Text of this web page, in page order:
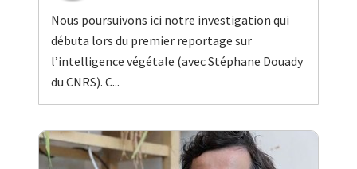
Nous poursuivons ici notre investigation qui
débuta lors du premier reportage sur
l’intelligence végétale (avec Stéphane Douady
du CNRS). C...